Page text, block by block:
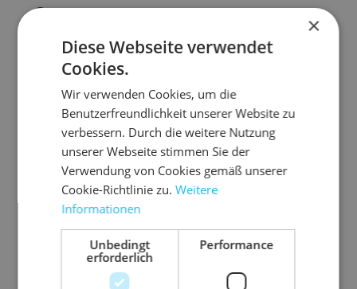
Artikelinformationen
Robuste Wellpappe auf Rolle – die clevere
Polsterhilfe aus Recyclingpapier.
schützt zuverlässig Möbel, Bilderrahmen,
Geschirr, Metallwaren, Kunststoffteile und
vieles mehr
bietet sicheren Oberflächen- und
Polsterschutz
×
Diese Webseite verwendet
Cookies.
Wir verwenden Cookies, um die
Benutzerfreundlichkeit unserer Website zu
verbessern. Durch die weitere Nutzung
unserer Webseite stimmen Sie der
Verwendung von Cookies gemäß unserer
Cookie-Richtlinie zu.Weitere
Informationen
Unbedingt
erforderlich
Performance